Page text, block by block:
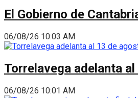
El Gobierno de
06/08/26 10:03 AM
Torrelavega adelanta
06/08/26 10:01 AM